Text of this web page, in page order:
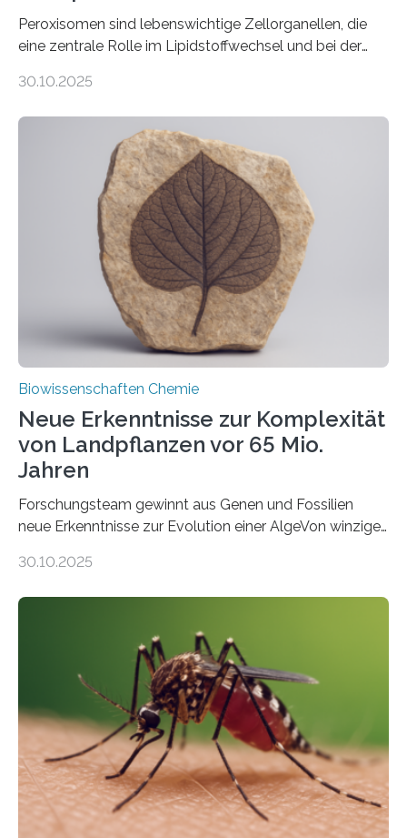
Peroxisomen sind lebenswichtige Zellorganellen, die
eine zentrale Rolle im Lipidstoffwechsel und bei der
erfüllen können, müssen zahlreiche Enzyme präzise in
der Ruhr-Universität Bochum um Prof. Dr. Ralf Erdmann
und Dr. Ismaila Francis Yusuf hat nun einen bislang
unbekannten Qualitätskontrollmechanismus des
peroxisomalen Proteintransports in der Bäckerhefe
Saccharomyces cerevisiae entdeckt, der für die
Funktionsfähigkeit der Organellen entscheidend ist. Die
Studie wurde am 28. Oktober 2025 in der
Fachzeitschrift…
30.10.2025
Biowissenschaften Chemie
Neue Erkenntnisse zur Komplexität
von Landpflanzen vor 65 Mio.
Jahren
Forschungsteam gewinnt aus Genen und Fossilien
neue Erkenntnisse zur Evolution einer AlgeVon winzigen
Landpflanzen zählen zu den komplexesten
Grünalgen, die vor Hunderten von Millionen Jahren
lebten. Unter den Vorfahren sticht eine Gruppe heraus,
die noch heute in der Natur vorkommt: die
Süßwasseralge Coleochaetophyceae. Einige Arten
dieser Gruppe bilden aus Zellfäden dichte Geflechte
mit scheibenförmiger Gestalt. Was auffällig ist: Die
nächsten…
30.10.2025